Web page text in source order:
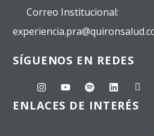
Correo Institucional:
SÍGUENOS EN REDES
ENLACES DE INTERÉS